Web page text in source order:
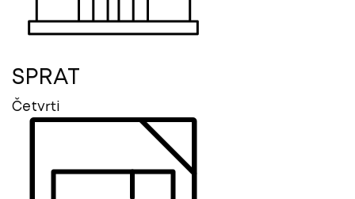
SPRAT
Četvrti